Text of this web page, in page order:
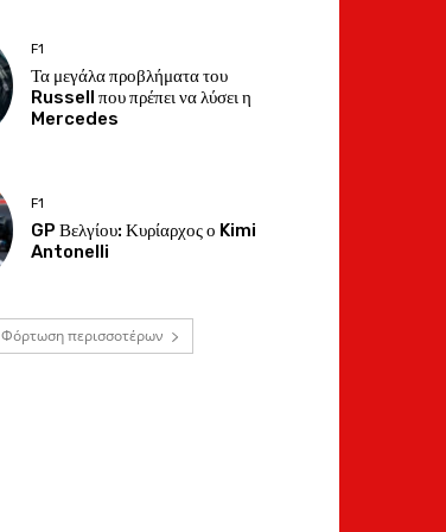
F1
Τα μεγάλα προβλήματα του
Russell που πρέπει να λύσει η
Mercedes
F1
GP Βελγίου: Κυρίαρχος ο Kimi
Antonelli
Φόρτωση περισσοτέρων